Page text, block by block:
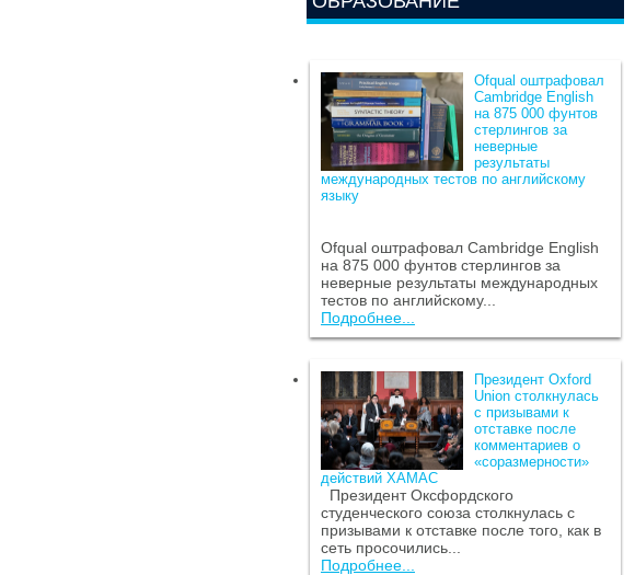
Ofqual оштрафовал
Cambridge English
на 875 000 фунтов
стерлингов за
неверные
результаты
международных тестов по английскому
языку
Ofqual оштрафовал Cambridge English
на 875 000 фунтов стерлингов за
неверные результаты международных
тестов по английскому...
Подробнее...
Президент Oxford
Union столкнулась
с призывами к
отставке после
комментариев о
«соразмерности»
действий ХАМАС
Президент Оксфордского
студенческого союза столкнулась с
призывами к отставке после того, как в
сеть просочились...
Подробнее...